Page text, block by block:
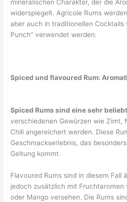
mineralischen Charakter, der die
widerspiegelt. Agricole Rums
aber auch in traditionellen Cocktails
Punch” verwendet werden.
Spiced und flavoured Rum:
Spiced Rums sind eine sehr
verschiedenen Gewürzen wie Zimt,
Chili angereichert werden. Diese
Geschmackserlebnis, das
Geltung kommt.
Flavoured Rums sind in diesem Fall
jedoch zusätzlich mit Fruchtaromen
oder Mango versehen. Die Rums